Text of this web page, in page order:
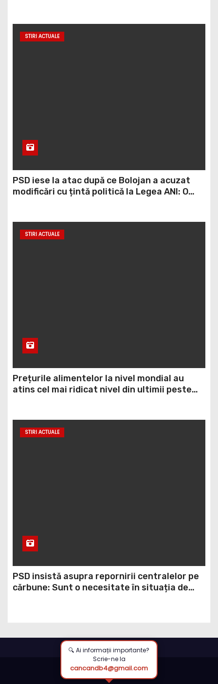
STIRI ACTUALE
PSD iese la atac după ce Bolojan a acuzat
modificări cu țintă politică la Legea ANI: O
STIRI ACTUALE
Prețurile alimentelor la nivel mondial au
atins cel mai ridicat nivel din ultimii peste
temerilor că războiul din Ucraina va perturba
din nou exporturile prin Marea Neagră.
STIRI ACTUALE
PSD insistă asupra repornirii centralelor pe
cărbune: Sunt o necesitate în situația de
🔍 Ai informații importante?
Scrie-ne la
cancandb4@gmail.com